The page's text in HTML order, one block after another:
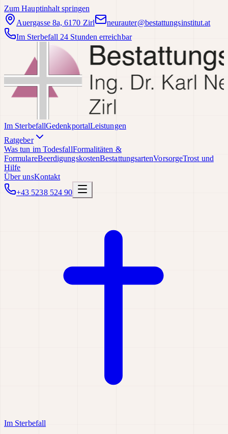
Zum Hauptinhalt springen
Auergasse 8a, 6170 Zirl
neurauter@bestattungsinstitut.at
Im Sterbefall 24 Stunden erreichbar
Im SterbefallGedenkportalLeistungen
Ratgeber
Was tun im TodesfallFormalitäten &
FormulareBeerdigungskostenBestattungsartenVorsorgeTrost und
Hilfe
Über unsKontakt
+43 5238 524 90
Im Sterbefall